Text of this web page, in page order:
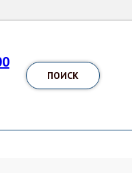
ПОИСК